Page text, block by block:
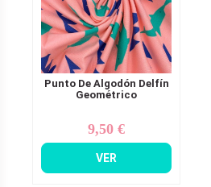
Punto De Algodón Delfín
Geométrico
Precio
9,50 €
VER